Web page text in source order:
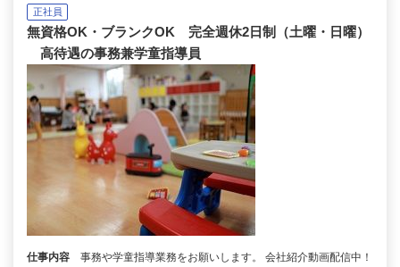
正社員
無資格OK・ブランクOK 完全週休2日制（土曜・日曜）
高待遇の事務兼学童指導員
仕事内容
事務や学童指導業務をお願いします。 会社紹介動画配信中！